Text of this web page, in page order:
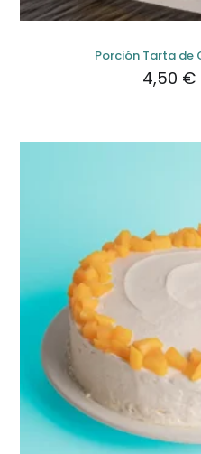
Porción Tarta de
4,50 €